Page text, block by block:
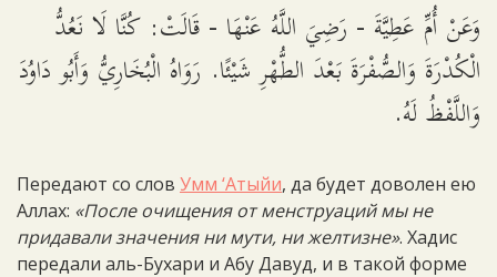
وَعَنْ أُمِّ عَطِيَّةَ - رَضِيَ اللَّهُ عَنْهَا - قَالَتْ: كُنَّا لَا نَعُدُّ
الْكُدْرَةَ وَالصُّفْرَةَ بَعْدَ الطُّهْرِ شَيْئًا. رَوَاهُ الْبُخَارِيُّ وَأَبُو دَاوُدَ
وَاللَّفْظُ لَهُ.
Передают со слов Умм ‘Атыйи, да будет доволен ею
Аллах: «После очищения от менструаций мы не
придавали значения ни мути, ни желтизне». Хадис
передали аль-Бухари и Абу Давуд, и в такой форме